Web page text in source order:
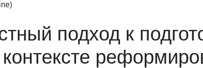
подход к
контексте